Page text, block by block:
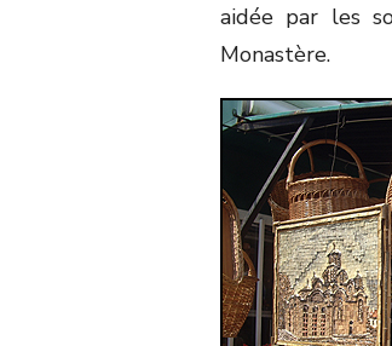
aidée par les
Monastère.